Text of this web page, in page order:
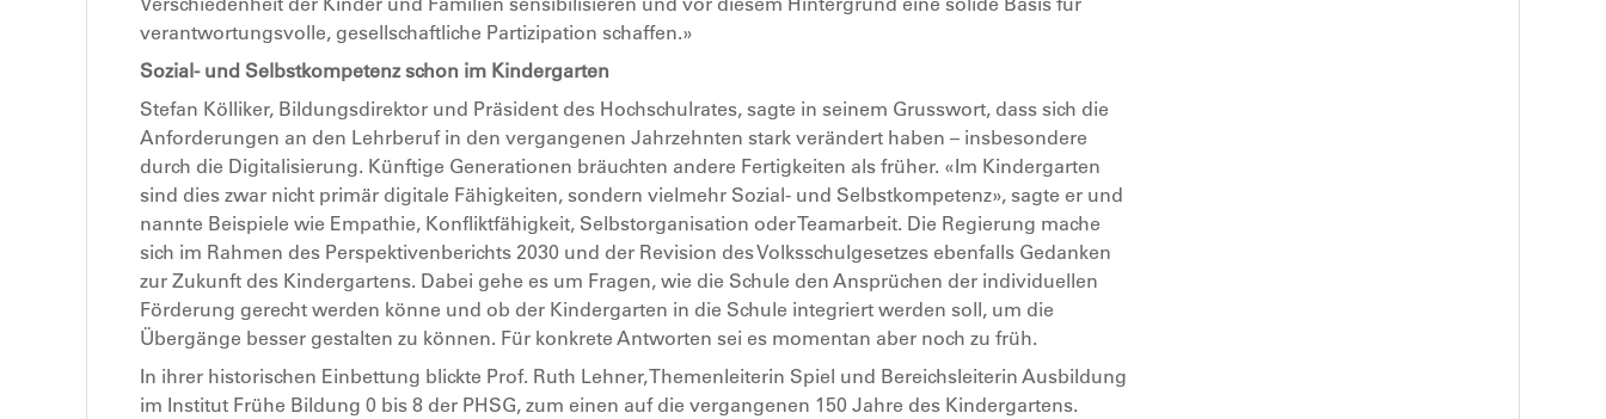
verantwortungsvolle, gesellschaftliche Partizipation schaffen.»
Sozial- und Selbstkompetenz schon im Kindergarten
Stefan Kölliker, Bildungsdirektor und Präsident des Hochschulrates, sagte in seinem Grusswort, dass sich die
Anforderungen an den Lehrberuf in den vergangenen Jahrzehnten stark verändert haben – insbesondere
durch die Digitalisierung. Künftige Generationen bräuchten andere Fertigkeiten als früher. «Im Kindergarten
sind dies zwar nicht primär digitale Fähigkeiten, sondern vielmehr Sozial- und Selbstkompetenz», sagte er und
nannte Beispiele wie Empathie, Konfliktfähigkeit, Selbstorganisation oder Teamarbeit. Die Regierung mache
sich im Rahmen des Perspektivenberichts 2030 und der Revision des Volksschulgesetzes ebenfalls Gedanken
zur Zukunft des Kindergartens. Dabei gehe es um Fragen, wie die Schule den Ansprüchen der individuellen
Förderung gerecht werden könne und ob der Kindergarten in die Schule integriert werden soll, um die
Übergänge besser gestalten zu können. Für konkrete Antworten sei es momentan aber noch zu früh.
In ihrer historischen Einbettung blickte Prof. Ruth Lehner, Themenleiterin Spiel und Bereichsleiterin Ausbildung
im Institut Frühe Bildung 0 bis 8 der PHSG, zum einen auf die vergangenen 150 Jahre des Kindergartens.